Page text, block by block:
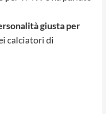
giusta per
calciatori di